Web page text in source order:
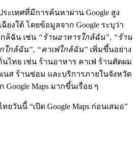
ะเทศที่มีการค้นหาผ่าน Google สูง
ยงใต้ โดยข้อมูลจาก Google ระบุว่า
ล้ฉัน เช่น “ร้านอาหารใกล้ฉัน”, “ร้าน
ใกล้ฉัน”, “คาเฟ่ใกล้ฉัน” เพิ่มขึ้นอย่าง
ไทย เช่น ร้านอาหาร คาเฟ่ ร้านตัดผม
นส ร้านซ่อม และบริการภายในจังหวัด
Maps มากขึ้นเรื่อย ๆ
วันนี้ “เปิด Google Maps ก่อนเสมอ”